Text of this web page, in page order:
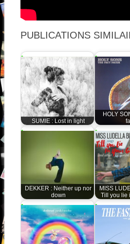
PUBLICATIONS
SUMIE : Lost in light
HOLY
DEKKER : Neither up nor
down
MISS
Till you lie